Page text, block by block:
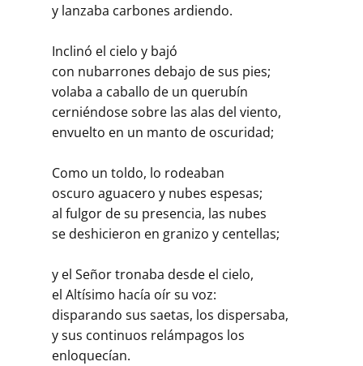
y lanzaba carbones ardiendo.
Inclinó el cielo y bajó
con nubarrones debajo de sus pies;
volaba a caballo de un querubín
cerniéndose sobre las alas del viento,
envuelto en un manto de oscuridad;
Como un toldo, lo rodeaban
oscuro aguacero y nubes espesas;
al fulgor de su presencia, las nubes
se deshicieron en granizo y centellas;
y el Señor tronaba desde el cielo,
el Altísimo hacía oír su voz:
disparando sus saetas, los dispersaba,
y sus continuos relámpagos los
enloquecían.